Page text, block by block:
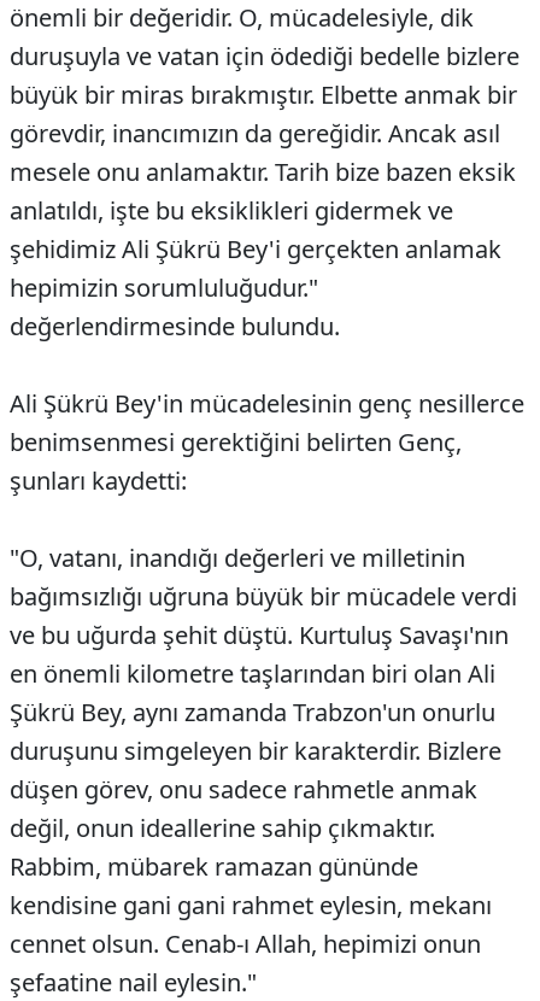
önemli bir değeridir. O, mücadelesiyle, dik
duruşuyla ve vatan için ödediği bedelle bizlere
büyük bir miras bırakmıştır. Elbette anmak bir
görevdir, inancımızın da gereğidir. Ancak asıl
mesele onu anlamaktır. Tarih bize bazen eksik
anlatıldı, işte bu eksiklikleri gidermek ve
şehidimiz Ali Şükrü Bey'i gerçekten anlamak
hepimizin sorumluluğudur."
değerlendirmesinde bulundu.
Ali Şükrü Bey'in mücadelesinin genç nesillerce
benimsenmesi gerektiğini belirten Genç,
şunları kaydetti:
"O, vatanı, inandığı değerleri ve milletinin
bağımsızlığı uğruna büyük bir mücadele verdi
ve bu uğurda şehit düştü. Kurtuluş Savaşı'nın
en önemli kilometre taşlarından biri olan Ali
Şükrü Bey, aynı zamanda Trabzon'un onurlu
duruşunu simgeleyen bir karakterdir. Bizlere
düşen görev, onu sadece rahmetle anmak
değil, onun ideallerine sahip çıkmaktır.
Rabbim, mübarek ramazan gününde
kendisine gani gani rahmet eylesin, mekanı
cennet olsun. Cenab-ı Allah, hepimizi onun
şefaatine nail eylesin."